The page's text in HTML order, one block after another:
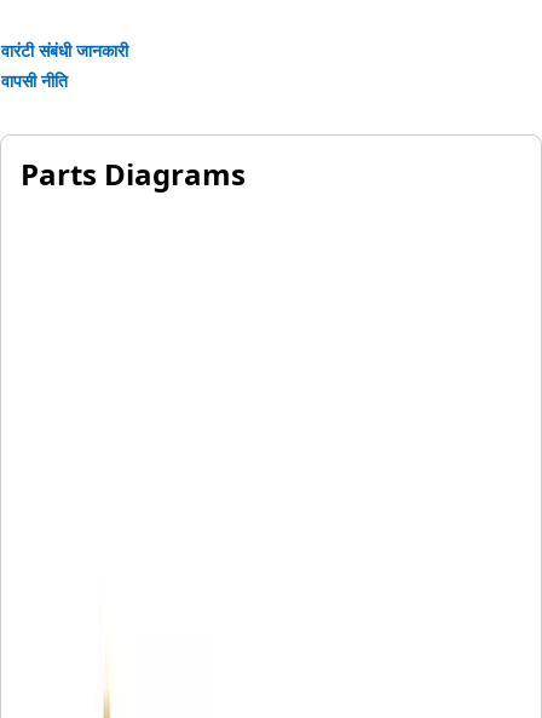
वारंटी संबंधी जानकारी
वापसी नीति
Parts Diagrams